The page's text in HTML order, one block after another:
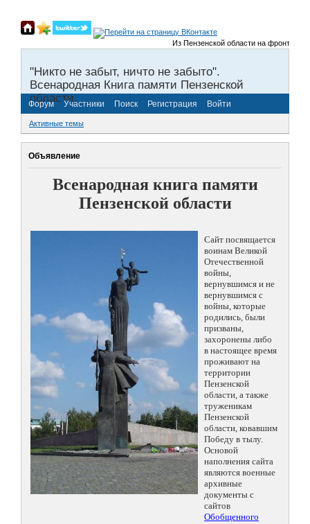
Из Пензенской области на фронты
"Никто не забыт, ничто не забыто".
Всенародная Книга памяти Пензенской
области.
Форум Участники Поиск Регистрация Войти
Активные темы
Объявление
Всенародная книга памяти
Пензенской области
Сайт посвящается
воинам Великой
Отечественной
войны,
вернувшимся и не
вернувшимся с
войны, которые
родились, были
призваны,
захоронены либо
в настоящее время
проживают на
территории
Пензенской
области, а также
труженикам
Пензенской
области, ковавшим
Победу в тылу.
Основой
наполнения сайта
являются военные
архивные
документы с
сайтов
Обобщенного